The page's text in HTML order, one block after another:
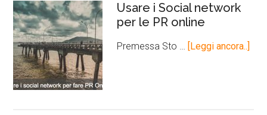
Usare i Social network
per le PR online
Premessa Sto … [Leggi ancora..]